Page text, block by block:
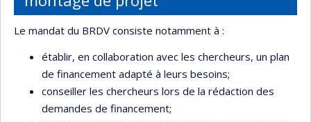
Le mandat du BRDV consiste notamment à :
établir, en collaboration avec les chercheurs, un plan
de financement adapté à leurs besoins;
conseiller les chercheurs lors de la rédaction des
demandes de financement;